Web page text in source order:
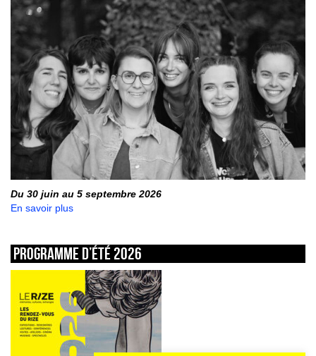
Du 30 juin au 5 septembre 2026
En savoir plus
Programme d’été 2026